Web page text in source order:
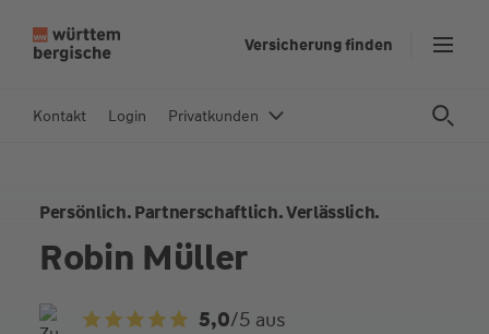
In
Versicherung finden
Kontakt Login Privatkunden
Persönlich. Partnerschaftlich. Verlässlich.
Robin Müller
5,0/5 aus